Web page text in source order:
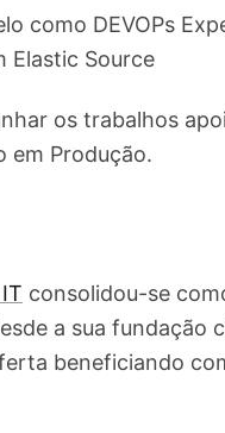
como DEVOPs
Elastic Source
os trabalhos
em Produção.
consolidou-se
a sua fundação
beneficiando